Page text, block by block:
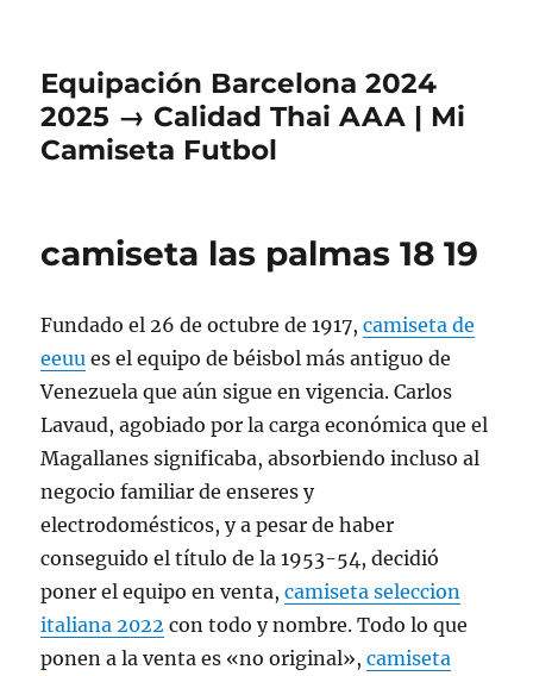
Equipación Barcelona 2024
2025 → Calidad Thai AAA | Mi
Camiseta Futbol
camiseta las palmas 18 19
Fundado el 26 de octubre de 1917,camiseta de
eeuu es el equipo de béisbol más antiguo de
Venezuela que aún sigue en vigencia. Carlos
Lavaud, agobiado por la carga económica que el
Magallanes significaba, absorbiendo incluso al
negocio familiar de enseres y
electrodomésticos, y a pesar de haber
conseguido el título de la 1953-54, decidió
poner el equipo en venta,camiseta seleccion
italiana 2022 con todo y nombre. Todo lo que
ponen a la venta es «no original»,camiseta